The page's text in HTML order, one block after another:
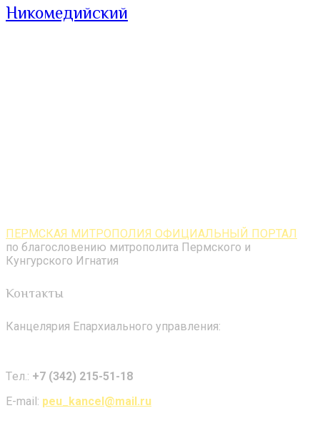
Никомедийский
ПЕРМСКАЯ МИТРОПОЛИЯ ОФИЦИАЛЬНЫЙ ПОРТАЛ
по благословению митрополита Пермского и
Кунгурского Игнатия
Контакты
Канцелярия Епархиального управления:
Tел.: +7 (342) 215-51-18
E-mail: peu_kancel@mail.ru